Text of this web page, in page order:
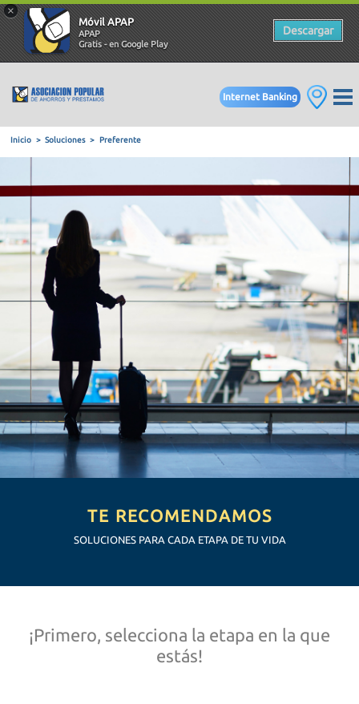
×
Móvil APAP
APAP
Gratis - en Google Play
Descargar
Internet Banking
Inicio Soluciones Preferente
TE RECOMENDAMOS
SOLUCIONES PARA CADA ETAPA DE TU VIDA
¡Primero, selecciona la etapa en la que
estás!